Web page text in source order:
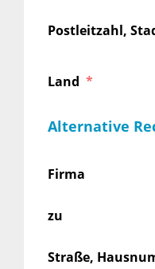
Postleitzahl,
Land
Alternative
Firma
zu
Straße,